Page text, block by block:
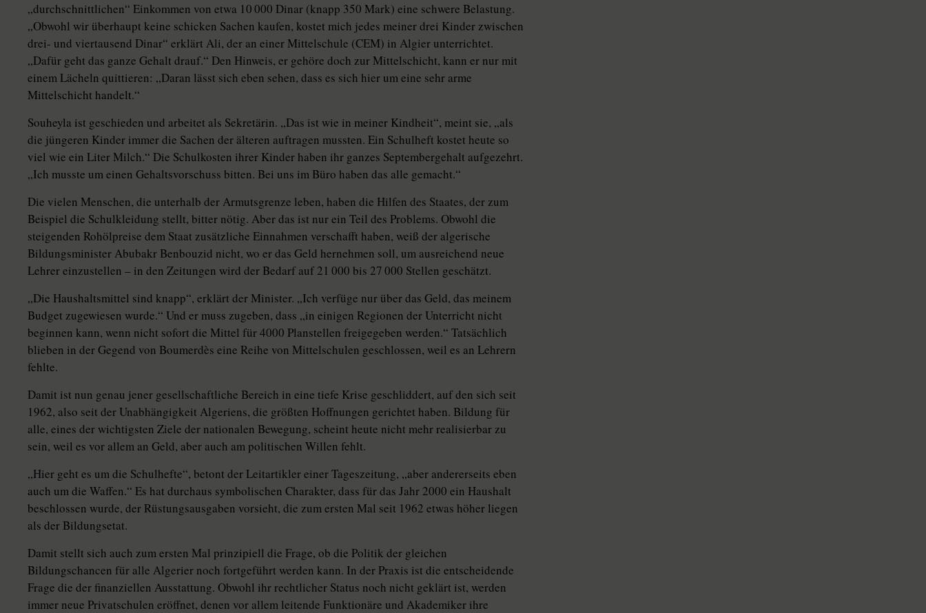
„durchschnittlichen“ Einkommen von etwa 10 000 Dinar (knapp 350 Mark) eine schwere Belastung.
„Obwohl wir überhaupt keine schicken Sachen kaufen, kostet mich jedes meiner drei Kinder zwischen
drei- und viertausend Dinar“ erklärt Ali, der an einer Mittelschule (CEM) in Algier unterrichtet.
„Dafür geht das ganze Gehalt drauf.“ Den Hinweis, er gehöre doch zur Mittelschicht, kann er nur mit
einem Lächeln quittieren: „Daran lässt sich eben sehen, dass es sich hier um eine sehr arme
Mittelschicht handelt.“
Souheyla ist geschieden und arbeitet als Sekretärin. „Das ist wie in meiner Kindheit“, meint sie, „als
die jüngeren Kinder immer die Sachen der älteren auftragen mussten. Ein Schulheft kostet heute so
viel wie ein Liter Milch.“ Die Schulkosten ihrer Kinder haben ihr ganzes Septembergehalt aufgezehrt.
„Ich musste um einen Gehaltsvorschuss bitten. Bei uns im Büro haben das alle gemacht.“
Die vielen Menschen, die unterhalb der Armutsgrenze leben, haben die Hilfen des Staates, der zum
Beispiel die Schulkleidung stellt, bitter nötig. Aber das ist nur ein Teil des Problems. Obwohl die
steigenden Rohölpreise dem Staat zusätzliche Einnahmen verschafft haben, weiß der algerische
Bildungsminister Abubakr Benbouzid nicht, wo er das Geld hernehmen soll, um ausreichend neue
Lehrer einzustellen – in den Zeitungen wird der Bedarf auf 21 000 bis 27 000 Stellen geschätzt.
„Die Haushaltsmittel sind knapp“, erklärt der Minister. „Ich verfüge nur über das Geld, das meinem
Budget zugewiesen wurde.“ Und er muss zugeben, dass „in einigen Regionen der Unterricht nicht
beginnen kann, wenn nicht sofort die Mittel für 4000 Planstellen freigegeben werden.“ Tatsächlich
blieben in der Gegend von Boumerdès eine Reihe von Mittelschulen geschlossen, weil es an Lehrern
fehlte.
Damit ist nun genau jener gesellschaftliche Bereich in eine tiefe Krise geschliddert, auf den sich seit
1962, also seit der Unabhängigkeit Algeriens, die größten Hoffnungen gerichtet haben. Bildung für
alle, eines der wichtigsten Ziele der nationalen Bewegung, scheint heute nicht mehr realisierbar zu
sein, weil es vor allem an Geld, aber auch am politischen Willen fehlt.
„Hier geht es um die Schulhefte“, betont der Leitartikler einer Tageszeitung, „aber andererseits eben
auch um die Waffen.“ Es hat durchaus symbolischen Charakter, dass für das Jahr 2000 ein Haushalt
beschlossen wurde, der Rüstungsausgaben vorsieht, die zum ersten Mal seit 1962 etwas höher liegen
als der Bildungsetat.
Damit stellt sich auch zum ersten Mal prinzipiell die Frage, ob die Politik der gleichen
Bildungschancen für alle Algerier noch fortgeführt werden kann. In der Praxis ist die entscheidende
Frage die der finanziellen Ausstattung. Obwohl ihr rechtlicher Status noch nicht geklärt ist, werden
immer neue Privatschulen eröffnet, denen vor allem leitende Funktionäre und Akademiker ihre